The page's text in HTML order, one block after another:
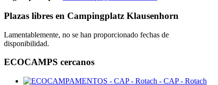
Plazas libres en Campingplatz Klausenhorn
Lamentablemente, no se han proporcionado fechas de
disponibilidad.
ECOCAMPS cercanos